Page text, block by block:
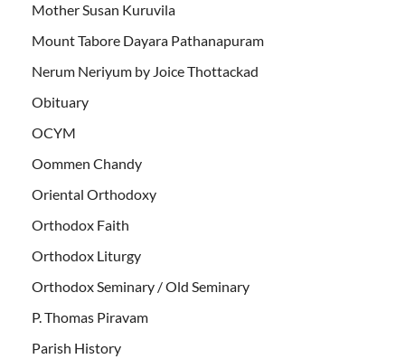
Mother Susan Kuruvila
Mount Tabore Dayara Pathanapuram
Nerum Neriyum by Joice Thottackad
Obituary
OCYM
Oommen Chandy
Oriental Orthodoxy
Orthodox Faith
Orthodox Liturgy
Orthodox Seminary / Old Seminary
P. Thomas Piravam
Parish History